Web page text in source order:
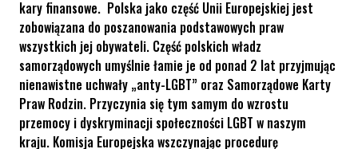
kary finansowe. Polska jako część Unii Europejskiej jest
zobowiązana do poszanowania podstawowych praw
wszystkich jej obywateli. Część polskich władz
samorządowych umyślnie łamie je od ponad 2 lat przyjmując
nienawistne uchwały „anty-LGBT” oraz Samorządowe Karty
Praw Rodzin. Przyczynia się tym samym do wzrostu
przemocy i dyskryminacji społeczności LGBT w naszym
kraju. Komisja Europejska wszczynając procedurę